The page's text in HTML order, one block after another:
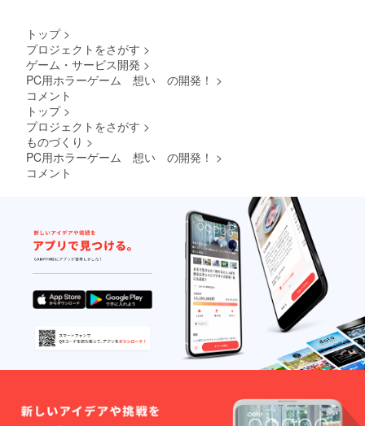
トップ >
プロジェクトをさがす >
ゲーム・サービス開発 >
PC用ホラーゲーム 想い の開発！ >
コメント
トップ >
プロジェクトをさがす >
ものづくり >
PC用ホラーゲーム 想い の開発！ >
コメント